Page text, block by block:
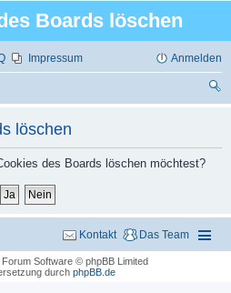
Boards löschen
Impressum Anmelden
löschen
des Boards löschen möchtest?
Das Team
Kontakt
Software © phpBB Limited
durch phpBB.de